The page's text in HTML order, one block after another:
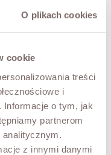
O plikach cookies
cookie
treści
i
Informacje o tym, jak
partnerom
analitycznym.
z innymi danymi
soft, pleasant-to-the-
and viscose. The
an ideal choice for
occasions.